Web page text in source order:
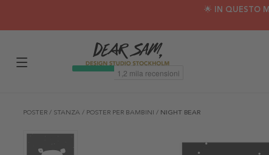
🌟 IN QUESTO
POSTER / STANZA / POSTER PER BAMBINI / NIGHT BEAR